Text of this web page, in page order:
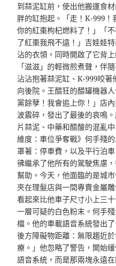
到蒜泥缸前，使出他搬運食
胖的缸抱起。「走！K-999
你的紅棗枸杞燃料了！」「
了紅棗我飛不遠！」吉娃娃
沾的衣領，同時開啟了它背
「滋滋」的輕微煎煮聲，伴
沾沾抱著蒜泥缸、K-999咬
向後院。王醋狂的醋罐機器
黨餘孽！我會追上你！」店
波震碎，發出了最後的哀鳴
片蒜泥、中藥和醋酸的混亂
維度：車位爭奪戰》何手殘
罩著：停車費，以及平行泊
彿繼承了他所有的駕駛焦慮
幫助。今天，他面臨的是城
夾在理髮店與一間專賣金屬
看起來比他車子尺寸小上三
一層可疑的白色粉末。何手
檔。他的車載語音系統發出
後方障礙物距離：無限趨近
療。」他忽略了警告，開始
語音系統，而是那兩塊永遠